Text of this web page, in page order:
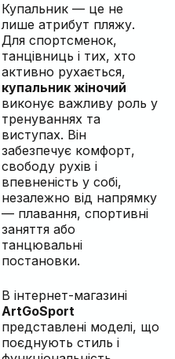
Купальник — це не
лише атрибут пляжу.
Для спортсменок,
танцівниць і тих, хто
активно рухається,
купальник жіночий
виконує важливу роль у
тренуваннях та
виступах. Він
забезпечує комфорт,
свободу рухів і
впевненість у собі,
незалежно від напрямку
— плавання, спортивні
заняття або
танцювальні
постановки.
В інтернет-магазині
ArtGoSport
представлені моделі, що
поєднують стиль і